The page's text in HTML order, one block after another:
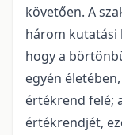
követően. A
három kutatási
hogy a
egyén
értékrend felé;
értékrendjét,